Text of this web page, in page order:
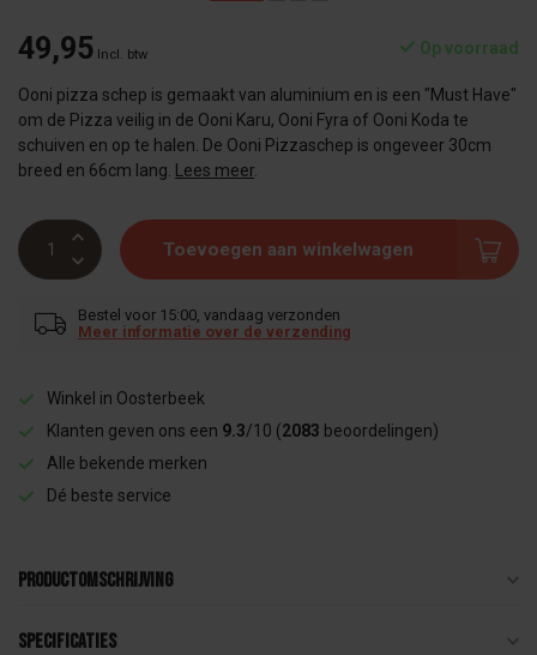
49,95 Incl. btw Op voorraad
Ooni pizza schep is gemaakt van aluminium en is een "Must Have"
om de Pizza veilig in de Ooni Karu, Ooni Fyra of Ooni Koda te
schuiven en op te halen. De Ooni Pizzaschep is ongeveer 30cm
breed en 66cm lang.
Lees meer
Toevoegen aan winkelwagen
Bestel voor 15:00, vandaag verzonden
Meer informatie over de verzending
Winkel in Oosterbeek
Klanten geven ons een 9.3/10 (2083 beoordelingen)
Alle bekende merken
Dé beste service
Productomschrijving
Specificaties